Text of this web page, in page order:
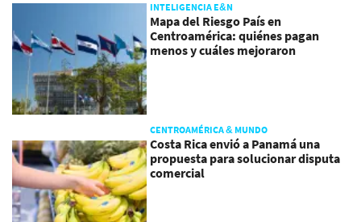
INTELIGENCIA E&N
Mapa del Riesgo País en
Centroamérica: quiénes pagan
menos y cuáles mejoraron
CENTROAMÉRICA & MUNDO
Costa Rica envió a Panamá una
propuesta para solucionar disputa
comercial